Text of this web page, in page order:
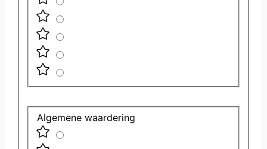
Algemene waardering